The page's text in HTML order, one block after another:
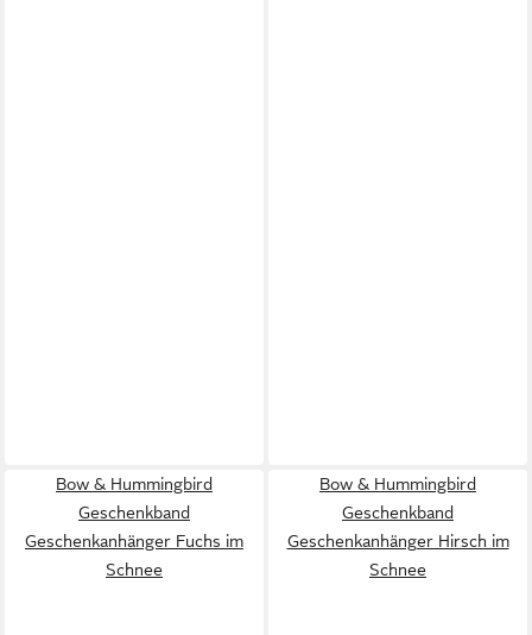
Bow & Hummingbird
Geschenkband
Geschenkanhänger Fuchs im
Schnee
Bow & Hummingbird
Geschenkband
Geschenkanhänger Hirsch im
Schnee